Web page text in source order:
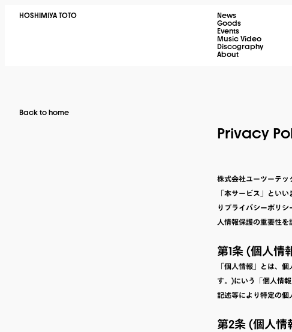
HOSHIMIYA TOTO
News
Goods
Events
Music Video
Discography
About
Back to home
Privacy
株式会社ユーツーテッ
「本サービス」とい
りプライバシーポリ
人情報保護の重要性を
第1条 (個人情
「個人情報」とは、
す。)にいう「個人情
記述等により特定の個
第2条 (個人情